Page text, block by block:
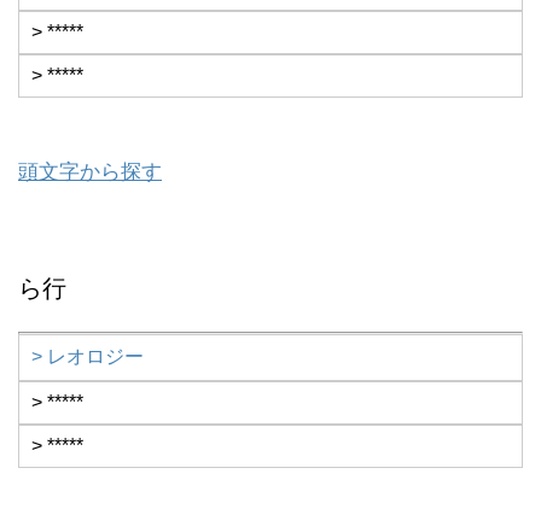
> *****
> *****
頭文字から探す
ら行
> レオロジー
> *****
> *****